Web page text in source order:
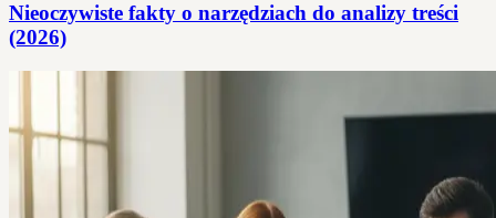
Nieoczywiste fakty o narzędziach do analizy treści
(2026)